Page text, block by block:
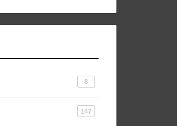
8
147